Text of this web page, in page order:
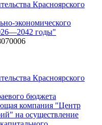
Красноярского
экономического
годы"
Красноярского
бюджета
компания "Центр
на осуществление